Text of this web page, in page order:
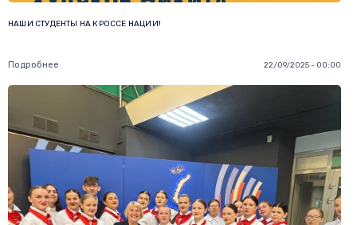
НАШИ СТУДЕНТЫ НА КРОССЕ НАЦИИ!
Подробнее 22/09/2025 - 00:00